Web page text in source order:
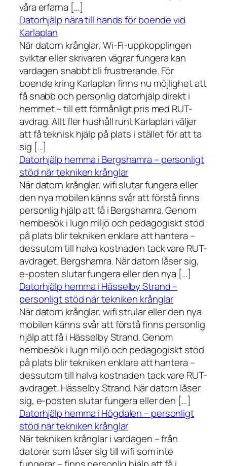
våra erfarna […]
Datorhjälp nära till hands för boende vid
Karlaplan
När datorn krånglar, Wi-Fi-uppkopplingen
sviktar eller skrivaren vägrar fungera kan
vardagen snabbt bli frustrerande. För
boende kring Karlaplan finns nu möjlighet att
få snabb och personlig datorhjälp direkt i
hemmet – till ett förmånligt pris med RUT-
avdrag. Allt fler hushåll runt Karlaplan väljer
att få teknisk hjälp på plats i stället för att ta
sig […]
Datorhjälp hemma i Bergshamra – personligt
stöd när tekniken krånglar
När datorn krånglar, wifi slutar fungera eller
den nya mobilen känns svår att förstå finns
personlig hjälp att få i Bergshamra. Genom
hembesök i lugn miljö och pedagogiskt stöd
på plats blir tekniken enklare att hantera –
dessutom till halva kostnaden tack vare RUT-
avdraget. Bergshamra. När datorn låser sig,
e-posten slutar fungera eller den nya […]
Datorhjälp hemma i Hässelby Strand –
personligt stöd när tekniken krånglar
När datorn krånglar, wifi strular eller den nya
mobilen känns svår att förstå finns personlig
hjälp att få i Hässelby Strand. Genom
hembesök i lugn miljö och pedagogiskt stöd
på plats blir tekniken enklare att hantera –
dessutom till halva kostnaden tack vare RUT-
avdraget. Hässelby Strand. När datorn låser
sig, e-posten slutar fungera eller den […]
Datorhjälp hemma i Högdalen – personligt
stöd när tekniken krånglar
När tekniken krånglar i vardagen – från
datorer som låser sig till wifi som inte